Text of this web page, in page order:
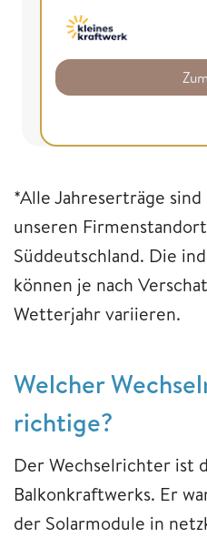
*Alle Jahreserträge
unseren
Süddeutschland. Die
können je nach
Wetterjahr variieren.
Welcher
richtige?
Der Wechselrichter ist
Balkonkraftwerks. Er
der Solarmodule in